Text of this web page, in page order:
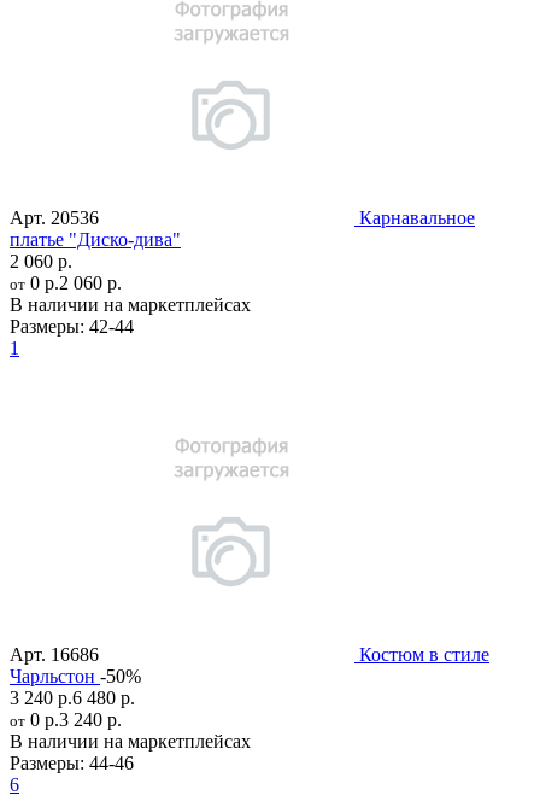
Арт. 20536
Карнавальное
платье "Диско-дива"
2 060 р.
от 0 р.2 060 р.
В наличии на маркетплейсах
Размеры: 42-44
1
Арт. 16686
Костюм в стиле
Чарльстон -50%
3 240 р.6 480 р.
от 0 р.3 240 р.
В наличии на маркетплейсах
Размеры: 44-46
6